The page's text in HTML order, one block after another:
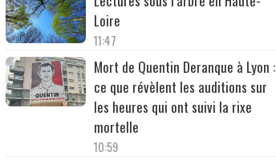
Loire
11:47
Mort de Quentin Deranque à Lyon :
ce que révèlent les auditions sur
les heures qui ont suivi la rixe
mortelle
10:59